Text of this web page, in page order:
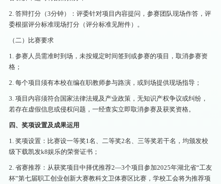
2. 答辩打分（3分钟）：评委针对项目内容提问，参赛团队现场作答，评
委根据评分标准现场打分（评分标准见附件）。
（二）比赛要求
1. 参赛人员需准时到场，未按规定时间签到或参赛的项目，取消参赛资
格；
2. 每个项目须有本校在编在职教师参与路演，或到场提供现场指导；
3. 项目内容须符合国家法律法规及产业政策，无知识产权争议或纠纷，
若存在虚假信息或侵权问题，一经查实立即取消参赛及获奖资格。
四、奖项设置及成果运用
1. 奖项设置：比赛设一等奖1名、二等奖2名、三等奖若干名，均颁发校
级下载凯发k8娱乐的荣誉证书；
2. 省赛推荐：从获奖项目中择优推荐2—3个项目参加2025年湖北省“工友
杯”第七届职工创业创新大赛教科文卫体赛区比赛，学校工会将为推荐项